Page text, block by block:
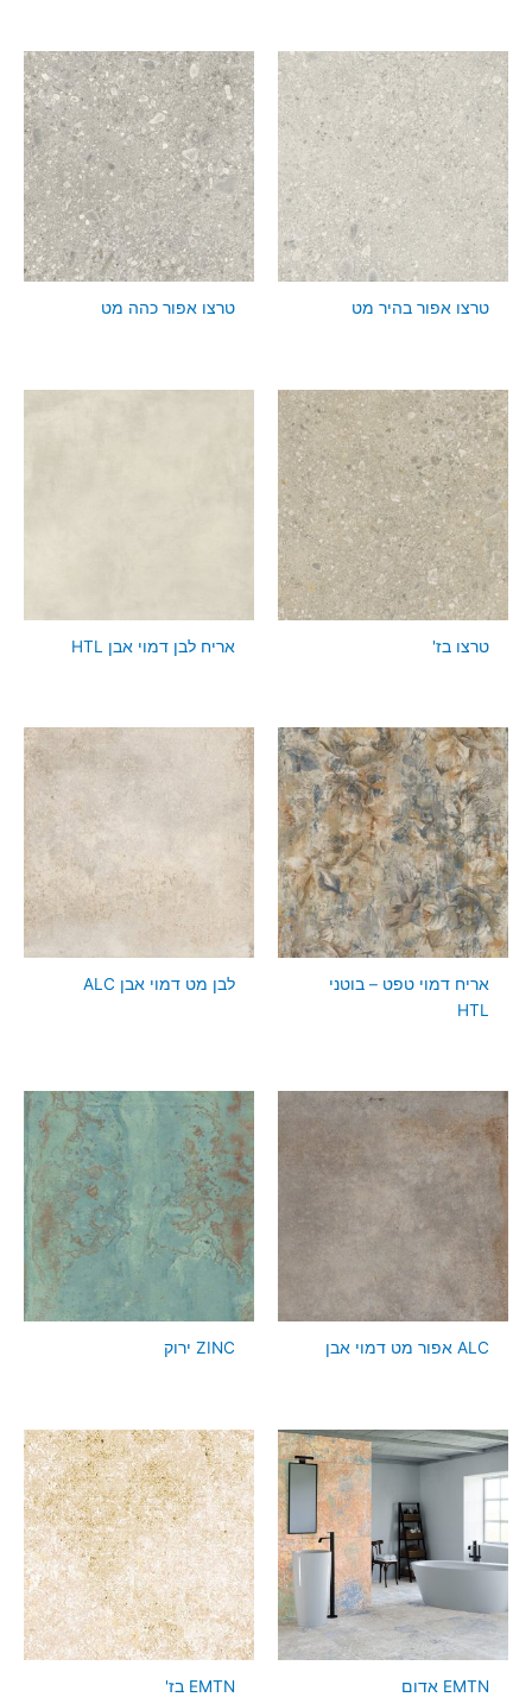
טרצו אפור בהיר מט טרצו אפור כהה מט
טרצו בז' אריח לבן דמוי אבן HTL
אריח דמוי טפט – בוטני
HTL
לבן מט דמוי אבן ALC
ALC אפור מט דמוי אבן ZINC ירוק
EMTN אדום EMTN בז'